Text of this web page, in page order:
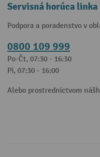
Servisná horúca linka
Podpora a poradenstvo v
0800 109 999
Po-Čt, 07:30 - 16:30
Pi, 07:30 - 16:00
Alebo prostredníctvom